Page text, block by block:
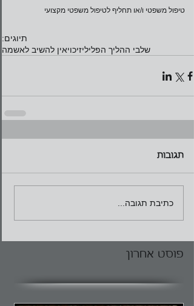
טיפול משפטי ו/או תחליף לטיפול משפטי מקצועי
תיוגים:
שלבי ההליך הפליליזיכויאין להשיב לאשמה
תגובות
כתיבת תגובה...
פוסט אחרון